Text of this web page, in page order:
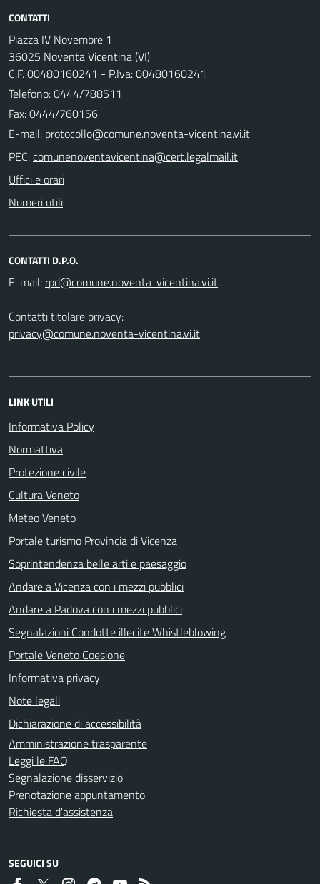
CONTATTI
Piazza IV Novembre 1
36025 Noventa Vicentina (VI)
C.F. 00480160241 - P.Iva: 00480160241
Telefono:0444/788511
Fax: 0444/760156
E-mail:
PEC:
Uffici e orari
Numeri utili
CONTATTI D.P.O.
E-mail:
Contatti titolare privacy:
privacy@comune.noventa-vicentina.vi.it
LINK UTILI
Informativa Policy
Normattiva
Protezione civile
Cultura Veneto
Meteo Veneto
Portale turismo Provincia di Vicenza
Soprintendenza belle arti e paesaggio
Andare a Vicenza con i mezzi pubblici
Andare a Padova con i mezzi pubblici
Segnalazioni Condotte illecite Whistleblowing
Portale Veneto Coesione
Informativa privacy
Note legali
Dichiarazione di accessibilità
Amministrazione trasparente
Leggi le FAQ
Segnalazione disservizio
Prenotazione appuntamento
Richiesta d'assistenza
SEGUICI SU